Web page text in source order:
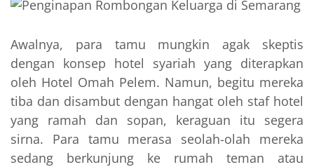
Awalnya, para tamu mungkin agak skeptis
dengan konsep hotel syariah yang diterapkan
oleh Hotel Omah Pelem. Namun, begitu mereka
tiba dan disambut dengan hangat oleh staf hotel
yang ramah dan sopan, keraguan itu segera
sirna. Para tamu merasa seolah-olah mereka
sedang berkunjung ke rumah teman atau